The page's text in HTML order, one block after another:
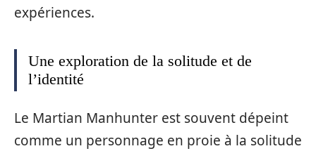
expériences.
Une exploration de la solitude et de
l’identité
Le Martian Manhunter est souvent dépeint
comme un personnage en proie à la solitude